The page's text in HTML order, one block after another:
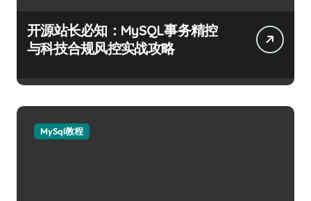
开源站长必知：MySQL事务精控
与科技合规风控实战攻略
MySql教程